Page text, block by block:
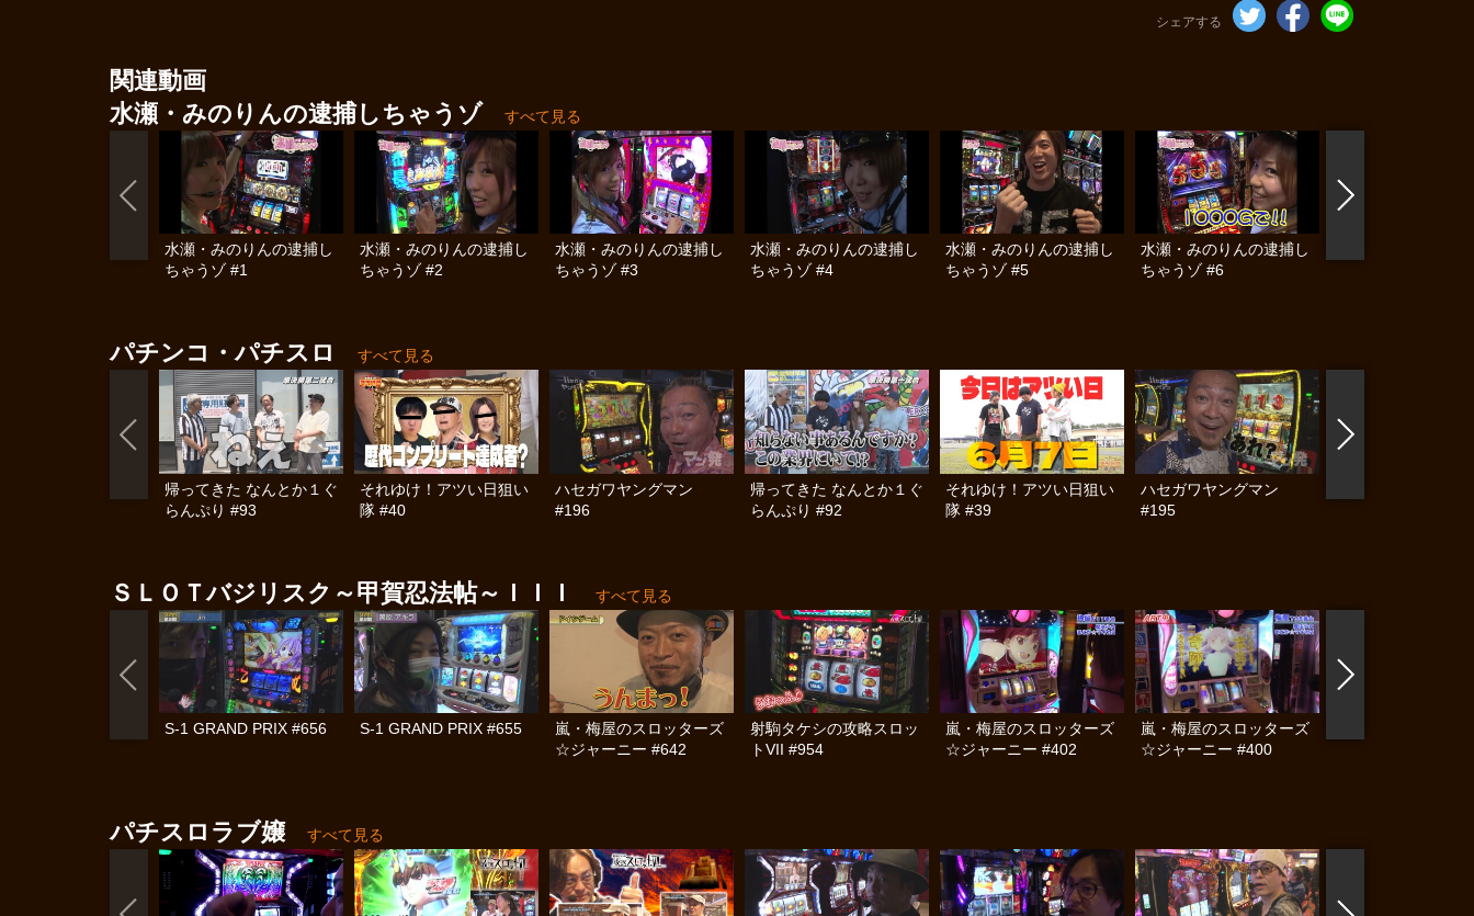
シェアする
関連動画
水瀬・みのりんの逮捕しちゃうゾ
すべて見る
水瀬・みのりんの逮捕し
ちゃうゾ #1
水瀬・みのりんの逮捕し
ちゃうゾ #2
水瀬・みのりんの逮捕し
ちゃうゾ #3
水瀬・みのりんの逮捕し
ちゃうゾ #4
水瀬・みのりんの逮捕し
ちゃうゾ #5
水瀬・みのりんの逮捕し
ちゃうゾ #6
パチンコ・パチスロ すべて見る
帰ってきた なんとか１ぐ
らんぷり #93
それゆけ！アツい日狙い
隊 #40
ハセガワヤングマン
#196
帰ってきた なんとか１ぐ
らんぷり #92
それゆけ！アツい日狙い
隊 #39
ハセガワヤングマン
#195
ＳＬＯＴバジリスク～甲賀忍法帖～ＩＩＩ すべて見る
S-1 GRAND PRIX #656 S-1 GRAND PRIX #655
嵐・梅屋のスロッターズ
☆ジャーニー #642
射駒タケシの攻略スロッ
トVII #954
嵐・梅屋のスロッターズ
☆ジャーニー #402
嵐・梅屋のスロッターズ
☆ジャーニー #400
パチスロラブ嬢 すべて見る